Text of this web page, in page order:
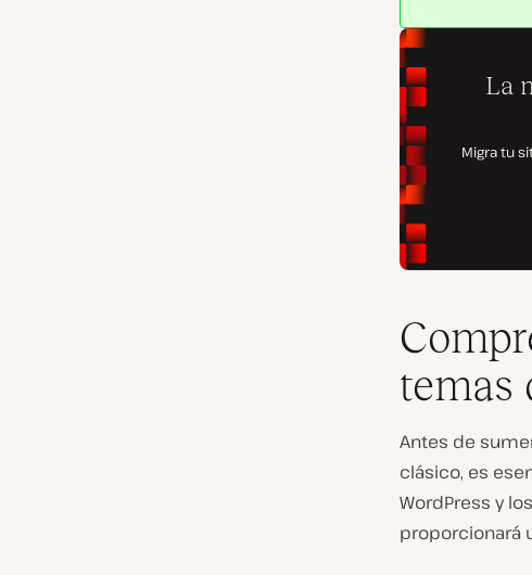
temas
Antes de
clásico, es
WordPress y
proporcionará